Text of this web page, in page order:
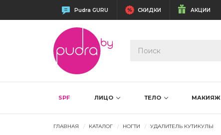
Pudra GURU СКИДКИ АКЦИИ
SPF ЛИЦО ТЕЛО МАКИЯЖ
ГЛАВНАЯ КАТАЛОГ НОГТИ УДАЛИТЕЛЬ КУТИКУЛЫ